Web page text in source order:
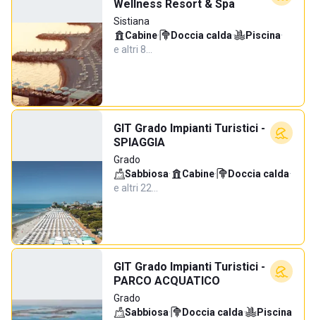
Wellness Resort & Spa
Sistiana
Cabine· Doccia calda· Piscina·
e altri 8…
GIT Grado Impianti Turistici -
SPIAGGIA
Grado
Sabbiosa· Cabine· Doccia calda·
e altri 22…
GIT Grado Impianti Turistici -
PARCO ACQUATICO
Grado
Sabbiosa· Doccia calda·
Piscina